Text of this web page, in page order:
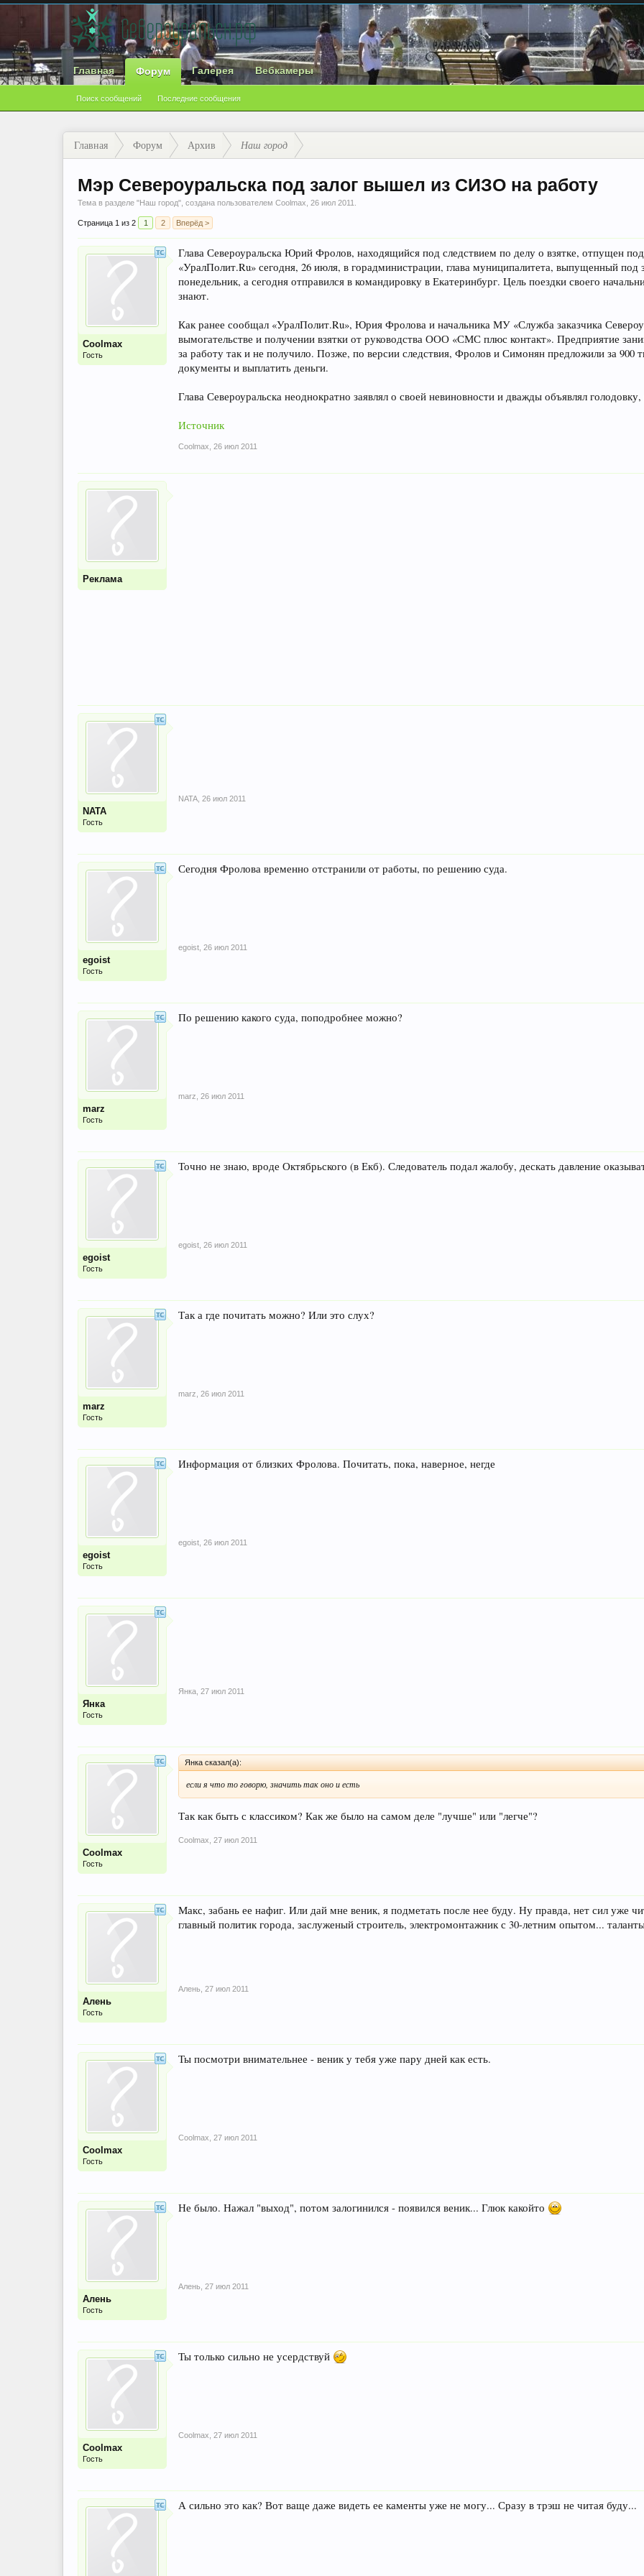
Главная Форум
Поиск сообщений Последние сообщения
Галерея Вебкамеры
Главная Форум Архив Наш город
Мэр Североуральска под залог вышел из СИЗО на работу
Тема в разделе "Наш город", создана пользователем Coolmax 26 июл 2011
Страница 1 из 2 1 2 Вперёд >
Coolmax
Гость
Глава Североуральска Юрий Фролов, находящийся под следствием по делу о взятке, отпущен
«УралПолит.Ru» сегодня, 26 июля, в горадминистрации, глава муниципалитета, выпущенный под
понедельник, а сегодня отправился в командировку в Екатеринбург. Цель поездки своего
знают.
Как ранее сообщал «УралПолит.Ru», Юрия Фролова и начальника МУ «Служба заказчика
вымогательстве и получении взятки от руководства ООО «СМС плюс контакт». Предприятие
за работу так и не получило. Позже, по версии следствия, Фролов и Симонян предложили за 900
документы и выплатить деньги.
Глава Североуральска неоднократно заявлял о своей невиновности и дважды объявлял
Источник
Coolmax 26 июл 2011
Реклама
NATA
Гость
NATA 26 июл 2011
egoist
Гость
Сегодня Фролова временно отстранили от работы, по решению суда.
egoist 26 июл 2011
marz
Гость
По решению какого суда, поподробнее можно?
marz 26 июл 2011
egoist
Гость
Точно не знаю, вроде Октябрьского (в Екб). Следователь подал жалобу, дескать давление
egoist 26 июл 2011
marz
Гость
Так а где почитать можно? Или это слух?
marz 26 июл 2011
egoist
Гость
Информация от близких Фролова. Почитать, пока, наверное, негде
egoist 26 июл 2011
Янка
Гость
Янка 27 июл 2011
Coolmax
Гость
Янка сказал(а):
если я что то говорю, значить так оно и есть
Так как быть с классиком? Как же было на самом деле "лучше" или "легче"?
Coolmax 27 июл 2011
Алень
Гость
Макс, забань ее нафиг. Или дай мне веник, я подметать после нее буду. Ну правда, нет сил уже
главный политик города, заслуженый строитель, электромонтажник с 30-летним опытом...
Алень 27 июл 2011
Coolmax
Гость
Ты посмотри внимательнее - веник у тебя уже пару дней как есть.
Coolmax 27 июл 2011
Алень
Гость
Не было. Нажал "выход", потом залогинился - появился веник... Глюк какойто
Алень 27 июл 2011
Coolmax
Гость
Ты только сильно не усердствуй
Coolmax 27 июл 2011
А сильно это как? Вот ваще даже видеть ее каменты уже не могу... Сразу в трэш не читая буду...